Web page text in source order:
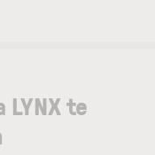
te